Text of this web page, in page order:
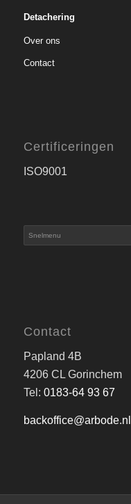
Detachering
Over ons
Contact
Certificeringen
ISO9001
Contact
Papland 4B
4206 CL Gorinchem
Tel: 0183-64 93 67
backoffice@arbode.nl